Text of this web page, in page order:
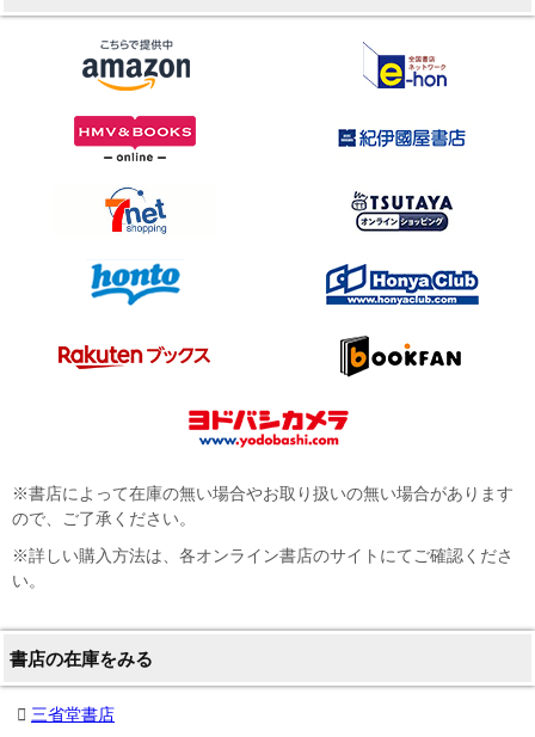
※書店によって在庫の無い場合やお取り扱いの無い場合があります
ので、ご了承ください。
※詳しい購入方法は、各オンライン書店のサイトにてご確認くださ
い。
書店の在庫をみる
三省堂書店